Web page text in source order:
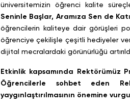
üniversitemizin öğrenci kalite
Seninle Başlar, Aramıza Sen de
öğrencilerin kaliteye dair görüşleri
öğrenciye çekilişle çeşitli hediyeler
dijital mecralardaki görünürlüğü
Etkinlik kapsamında Rektörümüz
Öğrencilerle sohbet eden
yaygınlaştırılmasının önemine